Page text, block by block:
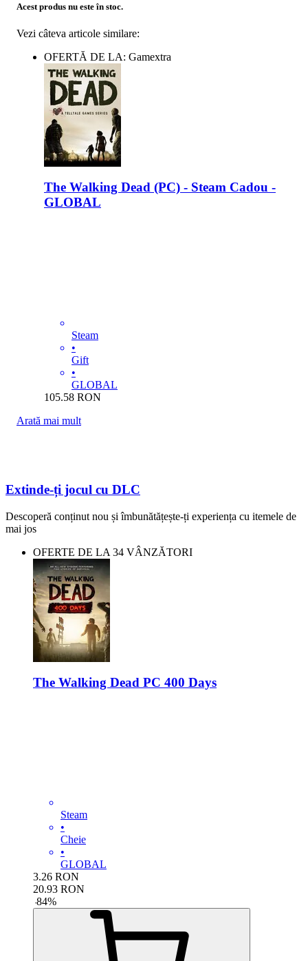
Acest produs nu este în stoc.
Vezi câteva articole similare:
OFERTĂ DE LA: Gamextra
The Walking Dead (PC) - Steam Cadou -
GLOBAL
Steam
•
Gift
•
GLOBAL
105.58 RON
Arată mai mult
Extinde-ți jocul cu DLC
Descoperă conținut nou și îmbunătățește-ți experiența cu itemele de
mai jos
OFERTE DE LA 34 VÂNZĂTORI
The Walking Dead PC 400 Days
Steam
•
Cheie
•
GLOBAL
3.26 RON
20.93 RON
-84%